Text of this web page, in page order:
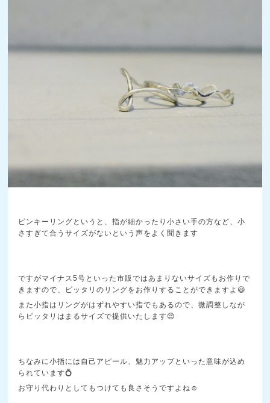
ピンキーリングというと、指が細かったり小さい手の方など、小
さすぎて合うサイズがないという声をよく聞きます
ですがマイナス5号といった市販ではあまりないサイズもお作りで
きますので、ピッタリのリングをお作りすることができますよ😃
また小指はリングがはずれやすい指でもあるので、微調整しなが
らピッタリはまるサイズで提供いたします😌
ちなみに小指には自己アピール、魅力アップといった意味が込め
られています💍
お守り代わりとしてもつけても良さそうですよね☺️